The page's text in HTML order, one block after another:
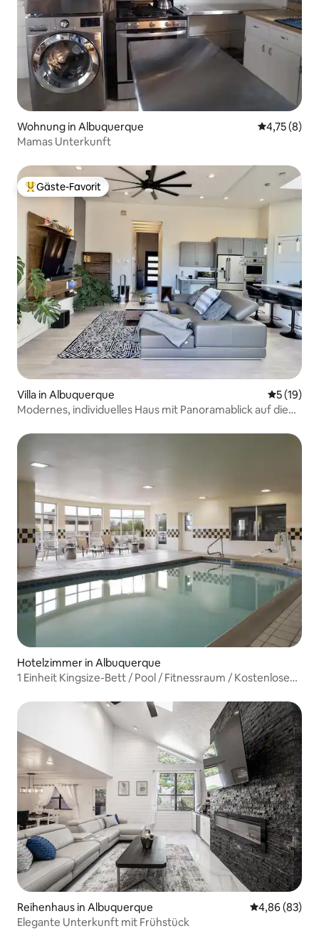
Wohnung in Albuquerque
4,75 (8)
Mamas Unterkunft
Beliebter Gäste-Favorit.
Gäste-Favorit
Villa in Albuquerque
5 (19)
Modernes, individuelles Haus mit Panoramablick auf die
Hotelzimmer in Albuquerque
1 Einheit Kingsize-Bett / Pool / Fitnessraum / Kostenloses
Reihenhaus in Albuquerque
4,86 (83)
Elegante Unterkunft mit Frühstück